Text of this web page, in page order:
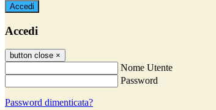
Accedi
Accedi
button close ×
Nome Utente
Password
Password dimenticata?